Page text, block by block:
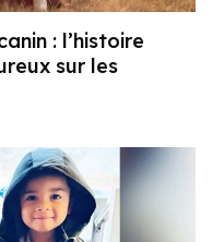
: l’histoire
sur les